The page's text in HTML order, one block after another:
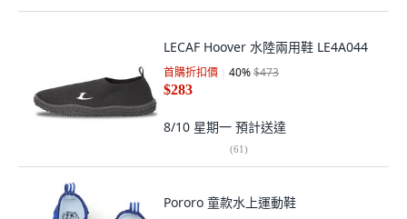
LECAF Hoover 水陸兩用鞋 LE4A044
首購折扣價 40%$473
$283
8/10 星期一 預計送達
(61)
Pororo 童款水上運動鞋